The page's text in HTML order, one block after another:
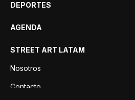
DEPORTES
AGENDA
STREET ART LATAM
Nosotros
Contacto